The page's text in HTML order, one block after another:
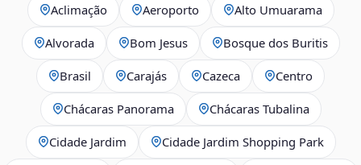
Aclimação Aeroporto Alto Umuarama
Alvorada Bom Jesus Bosque dos Buritis
Brasil Carajás Cazeca Centro
Chácaras Panorama Chácaras Tubalina
Cidade Jardim Cidade Jardim Shopping Park